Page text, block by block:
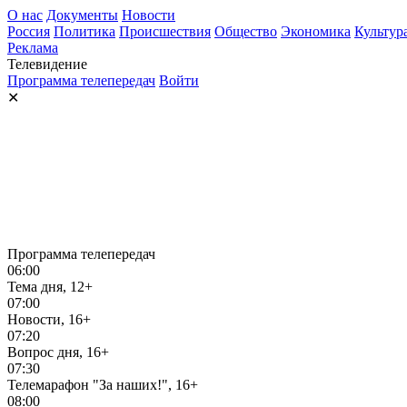
О нас Документы Новости
Россия Политика Происшествия Общество Экономика
Реклама
Телевидение
Программа телепередач Войти
✕
Программа телепередач
06:00
Тема дня, 12+
07:00
Новости, 16+
07:20
Вопрос дня, 16+
07:30
Телемарафон "За наших!", 16+
08:00